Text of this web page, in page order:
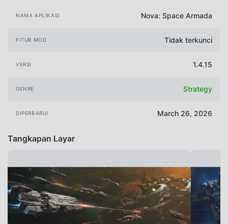
NAMA APLIKASI Nova: Space Armada
FITUR MOD Tidak terkunci
VERSI 1.4.15
GENRE Strategy
DIPERBARUI March 26, 2026
Tangkapan Layar